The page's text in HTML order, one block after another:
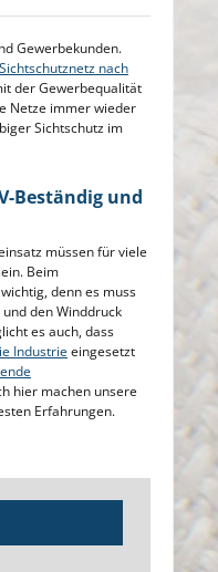
Gewerbekunden.
nach
der Gewerbequalität
Netze immer wieder
Sichtschutz im
Beständig und
müssen für viele
Beim
denn es muss
den Winddruck
es auch, dass
Industrie eingesetzt
hier machen unsere
Erfahrungen.